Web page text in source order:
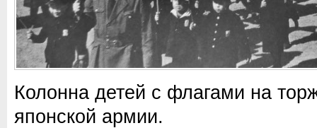
Колонна детей с флагами на
японской армии.